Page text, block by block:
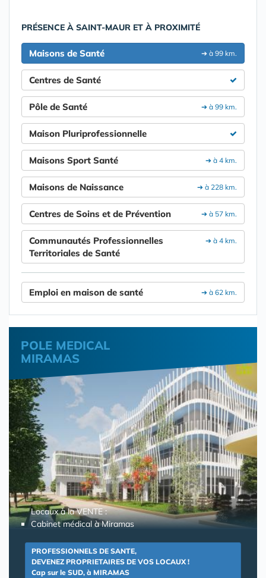
PRÉSENCE À SAINT-MAUR ET À PROXIMITÉ
➔ à 99 km.
Maisons de Santé
Centres de Santé
➔ à 99 km.
Pôle de Santé
Maison Pluriprofessionnelle
➔ à 4 km.
Maisons Sport Santé
➔ à 228 km.
Maisons de Naissance
➔ à 57 km.
Centres de Soins et de Prévention
➔ à 4 km.
Communautés Professionnelles
Territoriales de Santé
➔ à 62 km.
Emploi en maison de santé
POLE MEDICAL
MIRAMAS
Locaux à la VENTE :
Cabinet médical à Miramas
PROFESSIONNELS DE SANTE,
DEVENEZ PROPRIETAIRES DE VOS LOCAUX !
Cap sur le SUD, à MIRAMAS